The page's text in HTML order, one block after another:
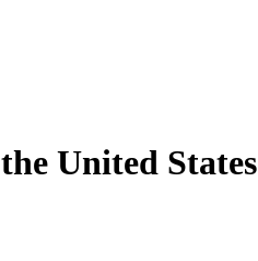
the United States